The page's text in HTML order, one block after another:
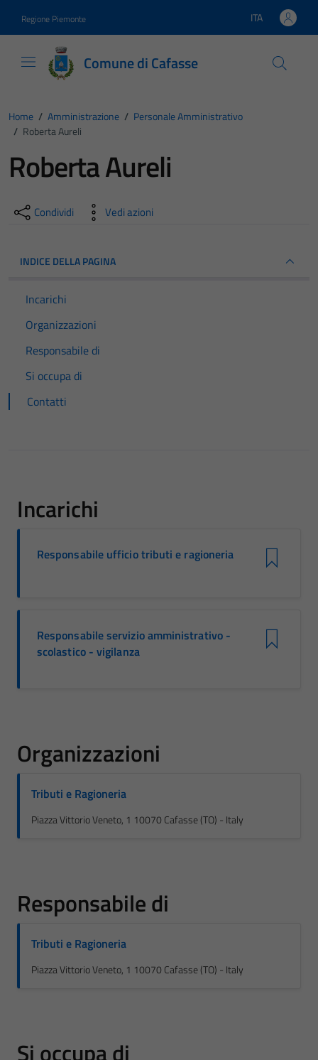
Regione Piemonte Lingua attiva:
ITA
Comune di Cafasse
Home / Amministrazione / Personale Amministrativo
/ Roberta Aureli
Roberta Aureli
Condividi Vedi azioni
INDICE DELLA PAGINA
Incarichi
Organizzazioni
Responsabile di
Si occupa di
Contatti
Incarichi
Responsabile ufficio tributi e ragioneria
Responsabile servizio amministrativo -
scolastico - vigilanza
Organizzazioni
Tributi e Ragioneria
Piazza Vittorio Veneto, 1 10070 Cafasse (TO) - Italy
Responsabile di
Tributi e Ragioneria
Piazza Vittorio Veneto, 1 10070 Cafasse (TO) - Italy
Si occupa di